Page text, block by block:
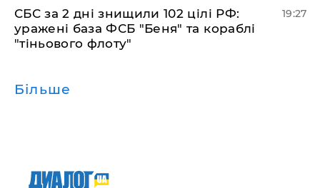
​СБС за 2 дні знищили 102 цілі РФ:
уражені база ФСБ "Беня" та кораблі
"тіньового флоту"
19:27
Більше